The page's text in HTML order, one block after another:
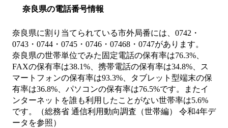
奈良県の電話番号情報
奈良県に割り当てられている市外局番には、0742・
0743・0744・0745・0746・07468・0747があります。
奈良県の世帯単位でみた固定電話の保有率は76.3%、
FAXの保有率は38.1%、携帯電話の保有率は34.8%、ス
マートフォンの保有率は93.3%、タブレット型端末の保
有率は36.8%、パソコンの保有率は76.5%です。またイ
ンターネットを誰も利用したことがない世帯率は5.6%
です。（総務省 通信利用動向調査（世帯編） 令和4年デ
ータを参照）